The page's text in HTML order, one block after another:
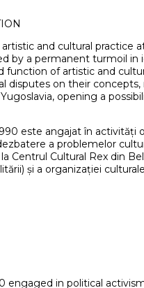
and cultural practice
by a permanent turmoil
of artistic and
on their
opening a
este angajat în activități
a problemelor
Centrul Cultural Rex din
și a organizației
engaged in political